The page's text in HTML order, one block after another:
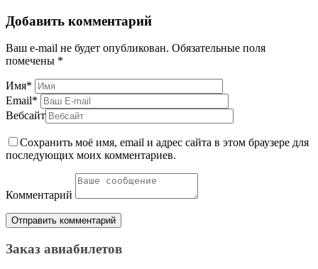
Добавить комментарий
Ваш e-mail не будет опубликован. Обязательные поля
помечены *
Имя*
Email*
Вебсайт
Сохранить моё имя, email и адрес сайта в этом браузере для
последующих моих комментариев.
Комментарий
Заказ авиабилетов